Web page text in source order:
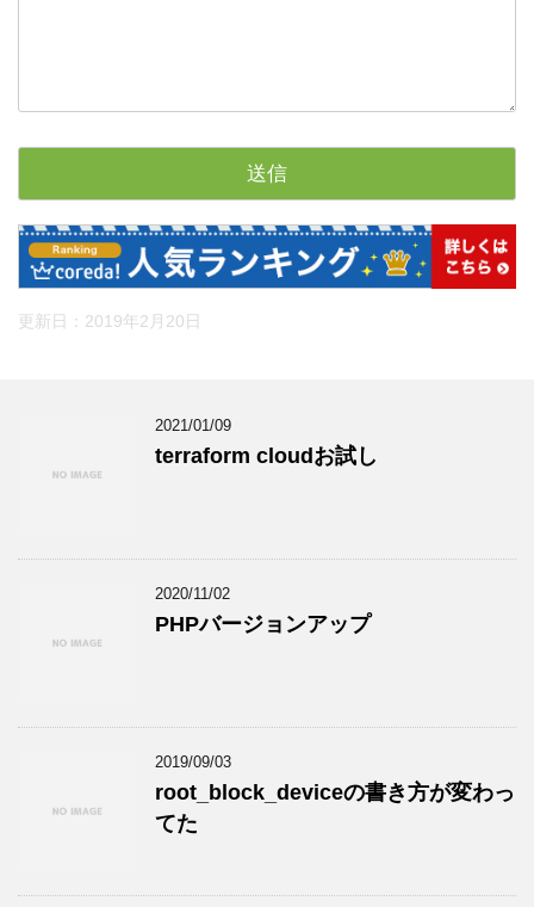
更新日： 2019年2月20日
2021/01/09
terraform cloudお試し
2020/11/02
PHPバージョンアップ
2019/09/03
root_block_deviceの書き方が変わっ
てた